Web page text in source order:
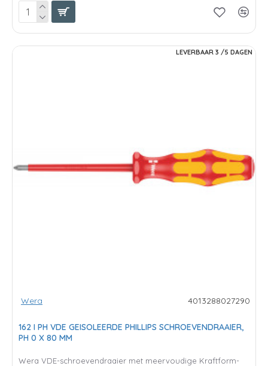
LEVERBAAR 3 /5 DAGEN
Wera 4013288027290
162 I PH VDE GEISOLEERDE PHILLIPS SCHROEVENDRAAIER,
PH 0 X 80 MM
Wera VDE-schroevendraaier met meervoudige Kraftform-